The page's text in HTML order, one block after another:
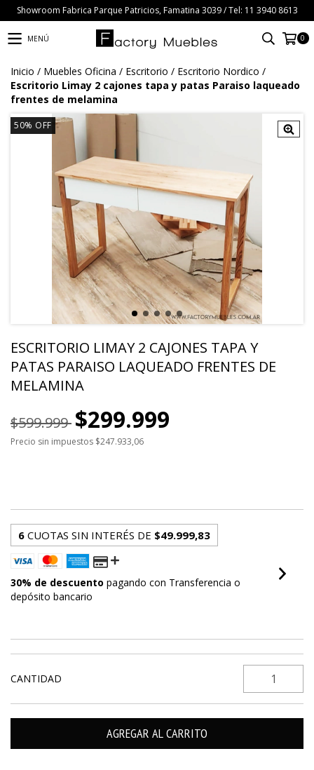
Showroom Fabrica Parque Patricios, Famatina 3039 / Tel: 11 3940 8613
MENÚ 0
Inicio / Muebles Oficina / Escritorio / Escritorio Nordico /
Escritorio Limay 2 cajones tapa y patas Paraiso laqueado
frentes de melamina
50% OFF
ESCRITORIO LIMAY 2 CAJONES TAPA Y
PATAS PARAISO LAQUEADO FRENTES DE
MELAMINA
$599.999 $299.999
Precio sin impuestos $247.933,06
6 CUOTAS SIN INTERÉS DE $49.999,83
30% de descuento pagando con Transferencia o
depósito bancario
CANTIDAD